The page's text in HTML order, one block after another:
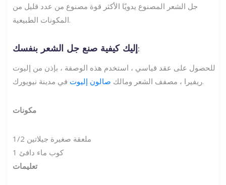
جل الشعر المصنوع يدويًا الأكثر قوة مصنوع من عدد قليل من
المكونات الطبيعية.
إليك كيفية صنع جل الشعر بنفسك:
للحصول على عقد قياسي ، استخدم هذه الوصفة ، بإذن من إليوت
ريفيرا ، مصفف الشعر ومالك صالون إليوت في مدينة نيويورك.
مكونات
1/2 ملعقة صغيرة جيلاتين
1 كوب ماء دافئ
تعليمات